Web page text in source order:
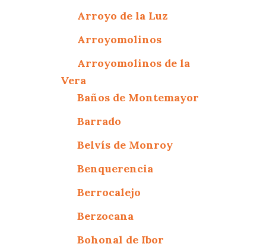
Arroyo de la Luz
Arroyomolinos
Arroyomolinos de la
Vera
Baños de Montemayor
Barrado
Belvís de Monroy
Benquerencia
Berrocalejo
Berzocana
Bohonal de Ibor